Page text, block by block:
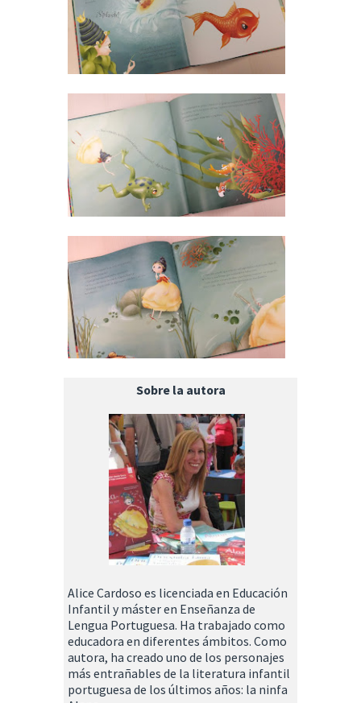
Sobre la autora
Alice Cardoso es licenciada en Educación
Infantil y máster en Enseñanza de
Lengua Portuguesa. Ha trabajado como
educadora en diferentes ámbitos. Como
autora, ha creado uno de los personajes
más entrañables de la literatura infantil
portuguesa de los últimos años: la ninfa